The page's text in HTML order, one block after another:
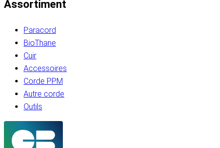
Assortiment
Paracord
BioThane
Cuir
Accessoires
Corde PPM
Autre corde
Outils